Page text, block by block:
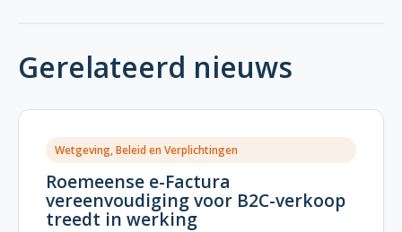
Gerelateerd nieuws
Wetgeving, Beleid en Verplichtingen
Roemeense e-Factura
vereenvoudiging voor B2C-verkoop
treedt in werking